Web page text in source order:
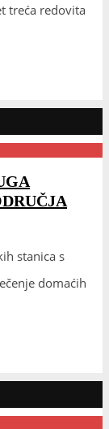
treća redovita
stanica s
domaćih